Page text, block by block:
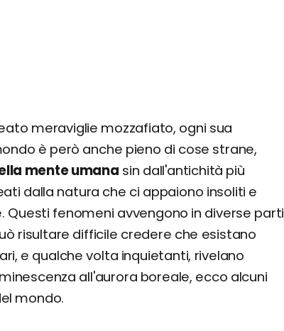
meraviglie mozzafiato, ogni sua
è però anche pieno di cose strane,
mente umana sin dall'antichità più
dalla natura che ci appaiono insoliti e
fenomeni avvengono in diverse parti
risultare difficile credere che esistano
e qualche volta inquietanti, rivelano
all'aurora boreale, ecco alcuni
mondo.